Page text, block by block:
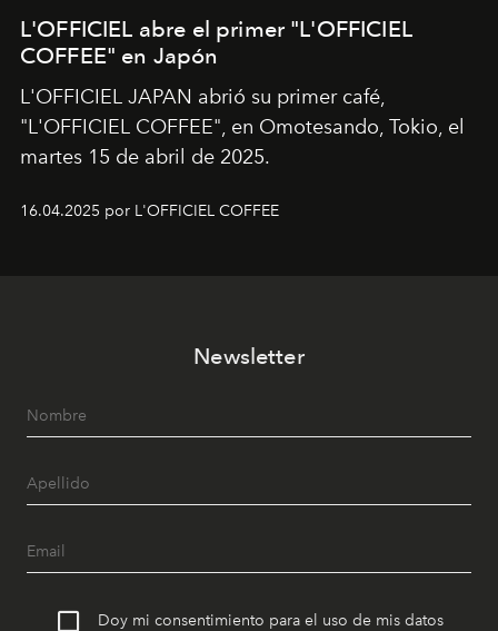
L'OFFICIEL abre el primer "L'OFFICIEL
COFFEE" en Japón
L'OFFICIEL JAPAN abrió su primer café,
"L'OFFICIEL COFFEE", en Omotesando, Tokio, el
martes 15 de abril de 2025.
16.04.2025 por L'OFFICIEL COFFEE
Newsletter
Doy mi consentimiento para el uso de mis datos